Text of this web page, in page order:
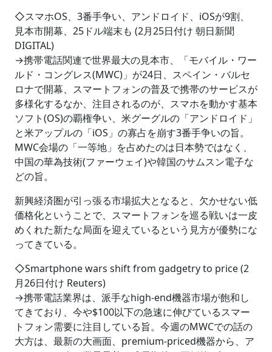
◇スマホOS、3番手争い、アンドロイド、iOSが9割、
見本市開幕、25ドル端末も (2月25日付け 朝日新聞
DIGITAL)
→携帯電話関連で世界最大の見本市、「モバイル・ワー
ルド・コングレス(MWC)」が24日、スペイン・バルセ
ロナで開幕、スマートフォンの普及で携帯のサービスが
多様化するなか、注目されるのが、スマホを動かす基本
ソフト(OS)の覇権争い、米グーグルの「アンドロイド」
と米アップルの「iOS」の寡占を崩す3番手争いの旨。
MWC会場の「一等地」を占めたのは日本勢ではなく、
中国の華為技術(ファーウェイ)や韓国のサムスン電子な
どの旨。
新興経済圏が引っ張る市場拡大となると、欠かせない低
価格化ということで、スマートフォンを巡る戦いは一皮
めくれた新たな局面を迎えているという見方が優勢にな
ってきている。
◇Smartphone wars shift from gadgetry to price (2
月26日付け Reuters)
→携帯電話業界は、派手なhigh-end機器市場が飽和し
てきており、今や$100以下の急速に伸びているスマー
トフォン需要に注目している旨。今週のMWCでの話の
大方は、最新の大画面、premium-priced機器から、ア